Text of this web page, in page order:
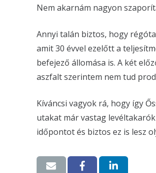
Nem akarnám nagyon
Annyi talán biztos, hogy
amit 30 évvel ezelőtt a
befejező állomása is. A két
aszfalt szerintem nem tud
Kíváncsi vagyok rá, hogy így
utakat már vastag
időpontot és biztos ez is lesz